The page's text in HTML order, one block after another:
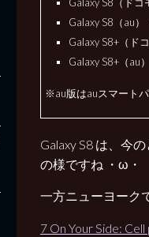
Galaxy S8（au
Galaxy S8+（ド
Galaxy S8+（au
※au版はauスマート
Galaxy S8 は、今
の様ですね ・ω・
一方ニューヨーク
7 On Your Side: